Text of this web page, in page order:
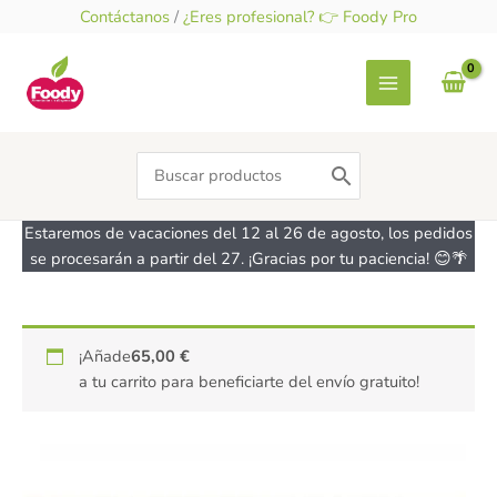
contenido
Contáctanos / ¿Eres profesional? 👉 Foody Pro
Search
for:
Estaremos de vacaciones del 12 al 26 de agosto, los pedidos
se procesarán a partir del 27. ¡Gracias por tu paciencia! 😊🌴
¡Añade65,00€
a tu carrito para beneficiarte del envío gratuito!
Sumac,
Zumaque